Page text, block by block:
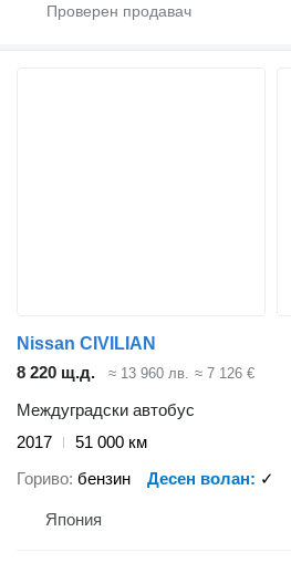
Nissan CIVILIAN
8 220 щ.д.
≈ 13 960 лв. ≈ 7 126 €
Междуградски автобус
2017
51 000 км
Гориво бензин Десен волан ✓
Япония